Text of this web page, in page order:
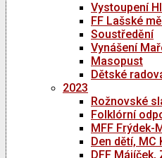
Vystoupení
FF Lašské
Soustředění
Vynášení
Masopust
Dětské
2023
Rožnovské
Folklórní
MFF Frýdek-
Den dětí, MC
DFF Májíček,